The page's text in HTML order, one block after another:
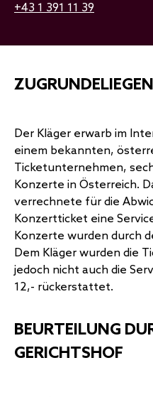
+43 1 391 11 39
Der Kläger erwarb im
einem bekannten,
Ticketunternehmen,
Konzerte in Österreich.
verrechnete für die
Konzertticket eine
Konzerte wurden durch
Dem Kläger wurden die
jedoch nicht auch die
12,- rückerstattet.
BEURTEILUNG
GERICHTSHOF